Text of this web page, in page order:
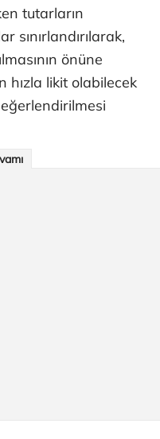
tutarların
sınırlandırılarak,
önüne
hızla likit olabilecek